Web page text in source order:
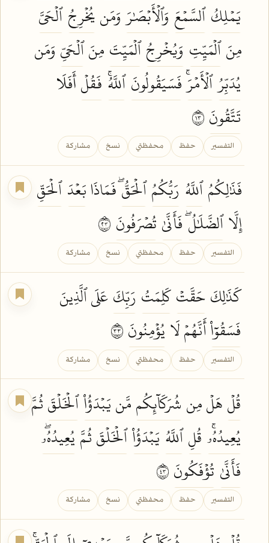
يَمۡلِكُٱلسَّمۡعَ وَٱلۡأَبۡصَٰرَوَمَنيُخۡرِجُٱلۡحَيَّ
مِنَٱلۡمَيِّتِ وَيُخۡرِجُٱلۡمَيِّتَ مِنَٱلۡحَيِّ وَمَن
يُدَبِّرُٱلۡأَمۡرَۚفَسَيَقُولُونَ ٱللَّهُۚ فَقُلۡأَفَلَا
تَتَّقُونَ
التفسير حفظ محفظتي نسخ مشاركة
فَذَٰلِكُمُٱللَّهُ رَبُّكُمُٱلۡحَقُّۖفَمَاذَابَعۡدَٱلۡحَقِّ
إِلَّاٱلضَّلَٰلُۖ فَأَنَّىٰ تُصۡرَفُونَ
التفسير حفظ محفظتي نسخ مشاركة
كَذَٰلِكَحَقَّتۡكَلِمَتُ رَبِّكَعَلَى ٱلَّذِينَ
فَسَقُوٓاْأَنَّهُمۡ لَا يُؤۡمِنُونَ
التفسير حفظ محفظتي نسخ مشاركة
قُلۡهَلۡ مِن شُرَكَآئِكُممَّنيَبۡدَؤُاْٱلۡخَلۡقَثُمَّ
يُعِيدُهُۥۚ قُلِٱللَّهُ يَبۡدَؤُاْٱلۡخَلۡقَثُمَّ يُعِيدُهُۥۖ
فَأَنَّىٰ تُؤۡفَكُونَ
التفسير حفظ محفظتي نسخ مشاركة